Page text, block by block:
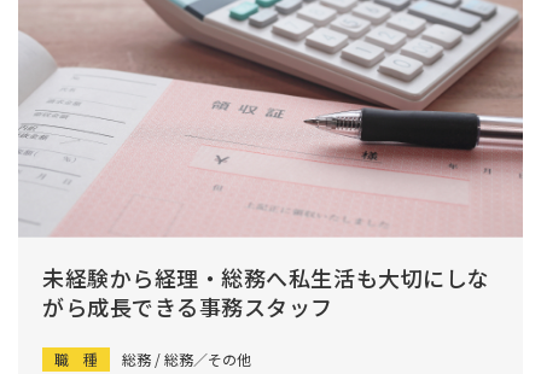
未経験から経理・総務へ私生活も大切にしな
がら成長できる事務スタッフ
職 種
総務 / 総務／その他